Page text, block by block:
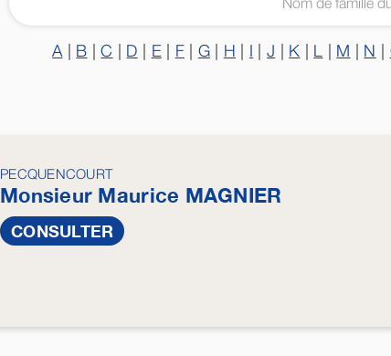
A| B |C D E| F| G H I |J K L M N
PECQUENCOURT
Monsieur Maurice MAGNIER
CONSULTER